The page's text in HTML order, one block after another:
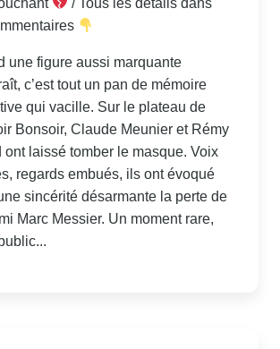
/ Tous les détails dans
une figure aussi marquante
c’est tout un pan de mémoire
qui vacille. Sur le plateau de
Bonsoir, Claude Meunier et Rémy
ont laissé tomber le masque. Voix
regards embués, ils ont évoqué
sincérité désarmante la perte de
Marc Messier. Un moment rare,